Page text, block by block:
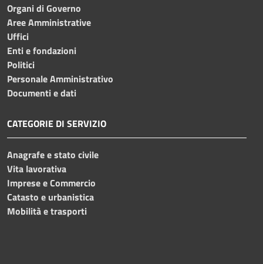
Organi di Governo
Aree Amministrative
Uffici
Enti e fondazioni
Politici
Personale Amministrativo
Documenti e dati
CATEGORIE DI SERVIZIO
Anagrafe e stato civile
Vita lavorativa
Imprese e Commercio
Catasto e urbanistica
Mobilità e trasporti